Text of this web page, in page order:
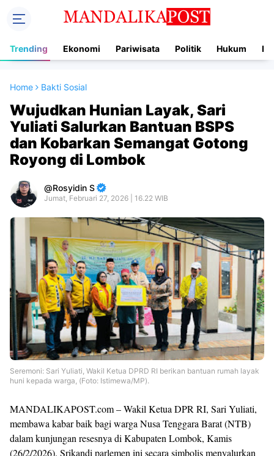
Trending Ekonomi Pariwisata Politik Hukum
Home Bakti Sosial
Wujudkan Hunian Layak, Sari
Yuliati Salurkan Bantuan BSPS
dan Kobarkan Semangat Gotong
Royong di Lombok
Rosyidin S
Jumat, Februari 27, 2026 | 16.22 WIB
Seremoni: Sari Yuliati, Wakil Ketua DPRD RI berikan bantuan rumah layak
huni kepada warga, (Foto: Istimewa/MP).
MANDALIKAPOST.com – Wakil Ketua DPR RI, Sari Yuliati,
membawa kabar baik bagi warga Nusa Tenggara Barat (NTB)
dalam kunjungan resesnya di Kabupaten Lombok, Kamis
(26/2/2026). Srikandi parlemen ini secara simbolis menyalurkan